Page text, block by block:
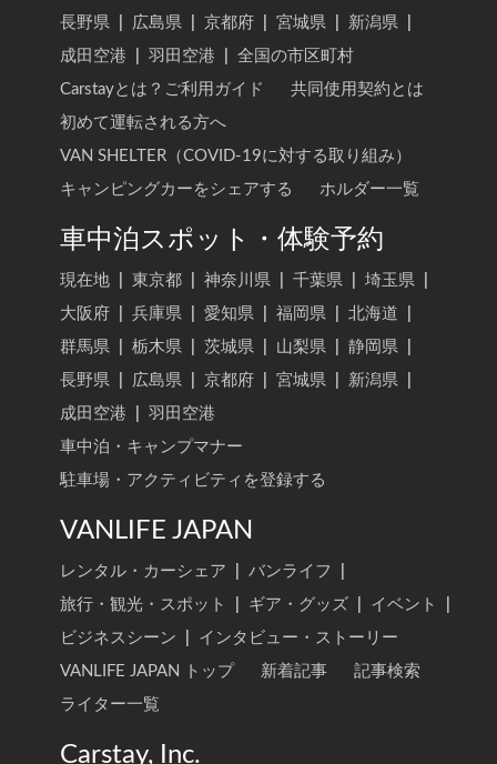
長野県
広島県 京都府 宮城県 新潟県
成田空港
羽田空港
全国の市区町村
Carstayとは？ご利用ガイド
共同使用契約とは
初めて運転される方へ
VAN SHELTER（COVID-19に対する取り組み）
キャンピングカーをシェアする
ホルダー一覧
車中泊スポット・体験予約
現在地 東京都 神奈川県 千葉県 埼玉県
大阪府
兵庫県 愛知県 福岡県 北海道
群馬県
栃木県 茨城県 山梨県 静岡県
長野県
広島県 京都府 宮城県 新潟県
成田空港
羽田空港
車中泊・キャンプマナー
駐車場・アクティビティを登録する
VANLIFE JAPAN
レンタル・カーシェア バンライフ
旅行・観光・スポット
ギア・グッズ イベント
ビジネスシーン
インタビュー・ストーリー
VANLIFE JAPAN トップ
新着記事
記事検索
ライター一覧
Carstay, Inc.